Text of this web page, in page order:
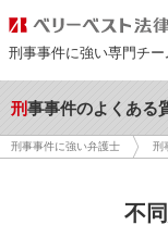
刑事事件に強い専門チ
刑事事件のよくある
刑事事件に強い弁護士 刑
不